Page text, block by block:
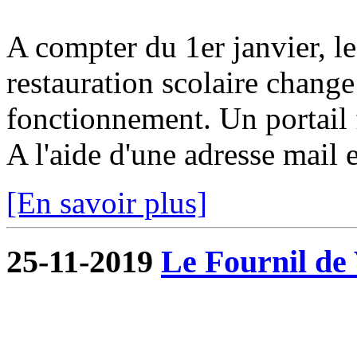
A compter du 1er janvier,
restauration scolaire
fonctionnement. Un
A l'aide d'une adresse mail
[En savoir plus]
25-11-2019 Le Fournil de